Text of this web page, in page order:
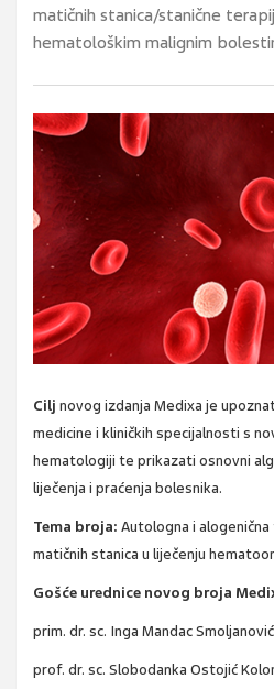
matičnih stanica/stanične
hematološkim malignim
Cilj novog izdanja Medixa je
medicine i kliničkih specijalnosti s
hematologiji te prikazati osnovni
liječenja i praćenja bolesnika.
Tema broja: Autologna i
matičnih stanica u liječenju
Gošće urednice novog broja
prim. dr. sc. Inga Mandac
prof. dr. sc. Slobodanka Ostojić